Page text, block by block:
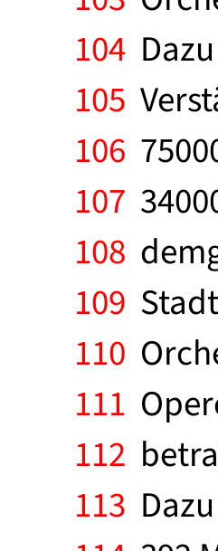
104
105
106
107
108
109
110
111
112
113